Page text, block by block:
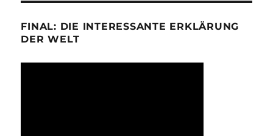
FINAL: DIE INTERESSANTE ERKLÄRUNG
DER WELT